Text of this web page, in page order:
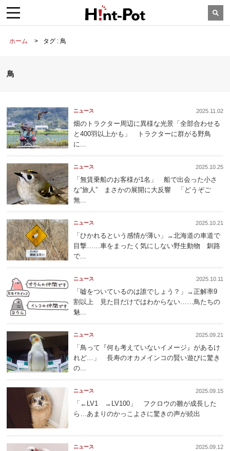
ホーム タグ : 鳥
鳥
ニュース 2025.11.02
畑のトラクター周辺に異様な光景「全部合わせる
と400羽以上かも」 トラクターに群がる野鳥
に...
ニュース 2025.10.25
「無賃乗船のお客様が1名」 船で出会った小さ
な“旅人” まさかの展開に大反響 「どうぞご
無...
ニュース 2025.10.21
「ひかれるという感情が薄い」→北海道の車道で
目撃……車をまったく気にしない野生動物 釧路
で...
ニュース 2025.10.11
「嘘をついているのは誰でしょう？」→正解率9
割以上 見た目だけではわからない……鳥たちの
魅...
ニュース 2025.09.21
「鳥って『何も考えていないイメージ』があるけ
れど…」 長寿のオカメインコの賢い遊びに驚き
の...
ニュース 2025.09.15
「←LV1 →LV100」 フクロウの雛が成長した
ら…あまりのかっこよさに驚きの声が続出
ニュース 2025.09.12